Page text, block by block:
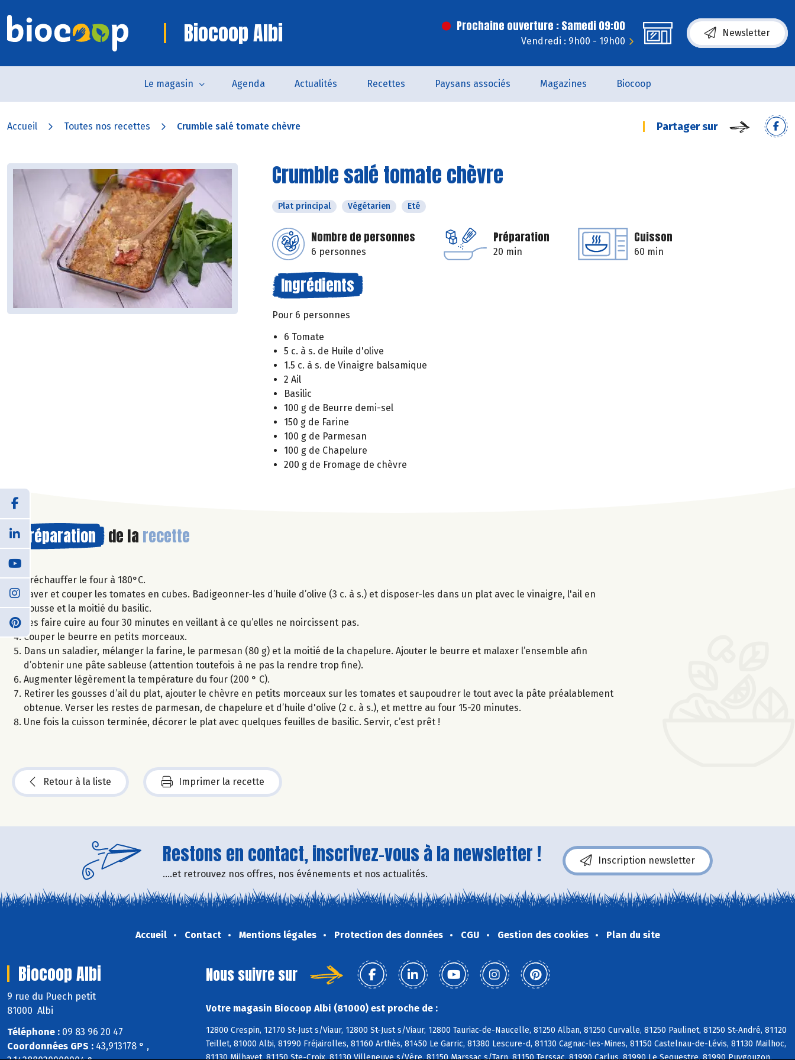
Biocoop Albi Prochaine ouverture : Samedi 09:00
Vendredi : 9h00 - 19h00
Newsletter
Le magasin Agenda Actualités Recettes Paysans associés Magazines Biocoop
Accueil Toutes nos recettes Crumble salé tomate chèvre Partager sur
Crumble salé tomate chèvre
Plat principal Végétarien Eté
Nombre de personnes
6 personnes
Préparation
20 min
Cuisson
60 min
Ingrédients
Pour 6 personnes
6 Tomate
5 c. à s. de Huile d'olive
1.5 c. à s. de Vinaigre balsamique
2 Ail
Basilic
100 g de Beurre demi-sel
150 g de Farine
100 g de Parmesan
100 g de Chapelure
200 g de Fromage de chèvre
Préparation de la recette
Préchauffer le four à 180°C.
Laver et couper les tomates en cubes. Badigeonner-les d’huile d’olive (3 c. à s.) et disposer-les dans un plat avec le vinaigre, l'ail en
gousse et la moitié du basilic.
Les faire cuire au four 30 minutes en veillant à ce qu’elles ne noircissent pas.
Couper le beurre en petits morceaux.
Dans un saladier, mélanger la farine, le parmesan (80 g) et la moitié de la chapelure. Ajouter le beurre et malaxer l’ensemble afin
d’obtenir une pâte sableuse (attention toutefois à ne pas la rendre trop fine).
Augmenter légèrement la température du four (200 ° C).
Retirer les gousses d’ail du plat, ajouter le chèvre en petits morceaux sur les tomates et saupoudrer le tout avec la pâte préalablement
obtenue. Verser les restes de parmesan, de chapelure et d’huile d'olive (2 c. à s.), et mettre au four 15-20 minutes.
Une fois la cuisson terminée, décorer le plat avec quelques feuilles de basilic. Servir, c’est prêt !
Retour à la liste Imprimer la recette
Restons en contact, inscrivez-vous à la newsletter !
....et retrouvez nos offres, nos événements et nos actualités.
Inscription newsletter
Accueil Contact Mentions légales Protection des données CGU Gestion des cookies Plan du site
Biocoop Albi
9 rue du Puech petit
81000 Albi
Téléphone : 09 83 96 20 47
Coordonnées GPS : 43,913178 ° ,
Nous suivre sur
Votre magasin Biocoop Albi (81000) est proche de :
12800 Crespin, 12170 St-Just s/Viaur, 12800 St-Just s/Viaur, 12800 Tauriac-de-Naucelle, 81250 Alban, 81250 Curvalle, 81250 Paulinet, 81250 St-André, 81120
Teillet, 81000 Albi, 81990 Fréjairolles, 81160 Arthès, 81450 Le Garric, 81380 Lescure-d, 81130 Cagnac-les-Mines, 81150 Castelnau-de-Lévis, 81130 Mailhoc,
81130 Milhavet, 81150 Ste-Croix, 81130 Villeneuve s/Vère, 81150 Marssac s/Tarn, 81150 Terssac, 81990 Carlus, 81990 Le Sequestre, 81990 Puygouzon,